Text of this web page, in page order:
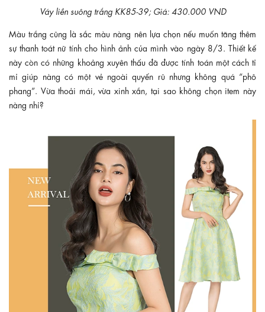
Váy liền suông trắng KK85-39; Giá: 430.000 VND
Màu trắng cũng là sắc màu nàng nên lựa chọn nếu muốn tăng thêm
sự thanh toát nữ tính cho hình ảnh của mình vào ngày 8/3. Thiết kế
này còn có những khoảng xuyên thấu đã được tính toán một cách tỉ
mỉ giúp nàng có một vẻ ngoài quyến rũ nhưng không quá “phô
phang”. Vừa thoải mái, vừa xinh xắn, tại sao không chọn item này
nàng nhỉ?